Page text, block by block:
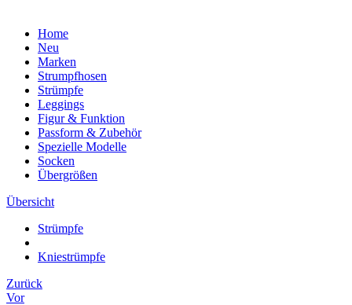
Home
Neu
Marken
Strumpfhosen
Strümpfe
Leggings
Figur & Funktion
Passform & Zubehör
Spezielle Modelle
Socken
Übergrößen
Übersicht
Strümpfe
Kniestrümpfe
Zurück
Vor